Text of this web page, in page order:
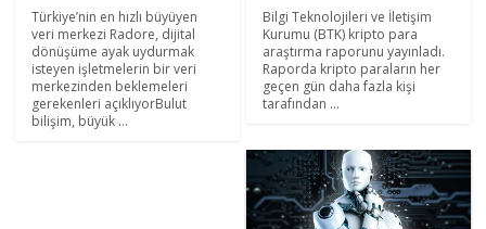
Türkiye’nin en hızlı büyüyen
veri merkezi Radore, dijital
dönüşüme ayak uydurmak
isteyen işletmelerin bir veri
merkezinden beklemeleri
gerekenleri açıklıyorBulut
bilişim, büyük ...
Bilgi Teknolojileri ve İletişim
Kurumu (BTK) kripto para
araştırma raporunu yayınladı.
Raporda kripto paraların her
geçen gün daha fazla kişi
tarafından ...